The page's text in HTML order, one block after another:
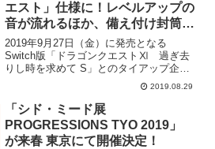
エスト」仕様に！レベルアップの
音が流れるほか、備え付け封筒も
ドラクエデザインに！9月2日〜9
月30日まで。
2019年9月27日（金）に発売となる
Switch版「ドラゴンクエストⅪ 過ぎ去
りし時を求めて S」とのタイアップ企画
として、9月2日（月）から9月30日（月）
までの間、全国のローソン店舗などに設
置したローソン銀行ATMが「ドラゴンク
エスト...
2019.08.29
「シド・ミード展
PROGRESSIONS TYO 2019」
が来春 東京にて開催決定！